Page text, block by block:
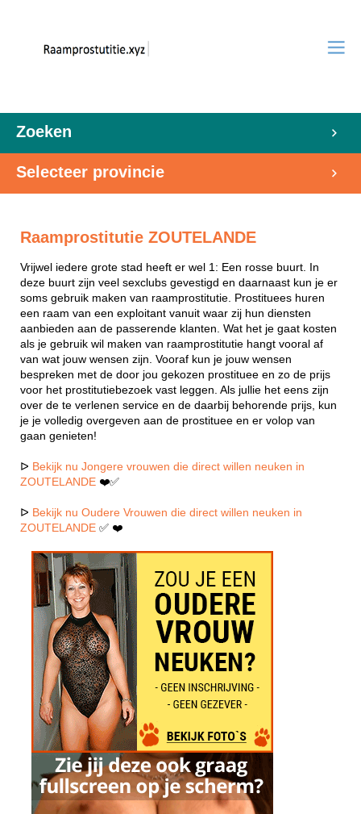
Zoeken
Selecteer provincie
Raamprostitutie ZOUTELANDE
Vrijwel iedere grote stad heeft er wel 1: Een rosse buurt. In
deze buurt zijn veel sexclubs gevestigd en daarnaast kun je er
soms gebruik maken van raamprostitutie. Prostituees huren
een raam van een exploitant vanuit waar zij hun diensten
aanbieden aan de passerende klanten. Wat het je gaat kosten
als je gebruik wil maken van raamprostitutie hangt vooral af
van wat jouw wensen zijn. Vooraf kun je jouw wensen
bespreken met de door jou gekozen prostituee en zo de prijs
voor het prostitutiebezoek vast leggen. Als jullie het eens zijn
over de te verlenen service en de daarbij behorende prijs, kun
je je volledig overgeven aan de prostituee en er volop van
gaan genieten!
ᐅ Bekijk nu Jongere vrouwen die direct willen neuken in
ZOUTELANDE ❤️✅
ᐅ Bekijk nu Oudere Vrouwen die direct willen neuken in
ZOUTELANDE ✅ ❤️